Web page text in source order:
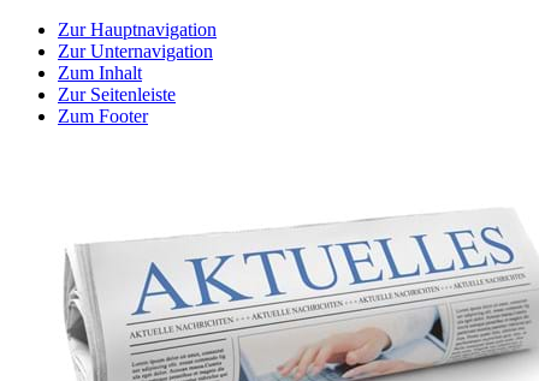
Zur Hauptnavigation
Zur Unternavigation
Zum Inhalt
Zur Seitenleiste
Zum Footer